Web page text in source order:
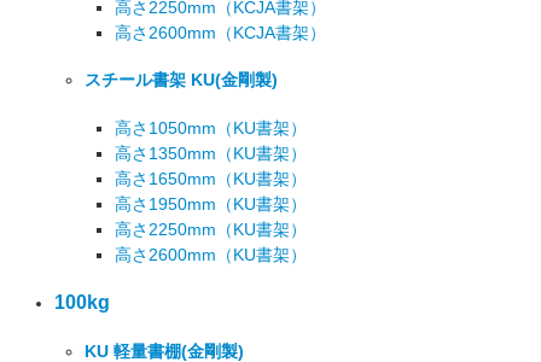
高さ2250mm （KCJA書架）
高さ2600mm （KCJA書架）
スチール書架 KU(金剛製)
高さ1050mm （KU書架）
高さ1350mm （KU書架）
高さ1650mm （KU書架）
高さ1950mm （KU書架）
高さ2250mm （KU書架）
高さ2600mm （KU書架）
100kg
KU 軽量書棚(金剛製)